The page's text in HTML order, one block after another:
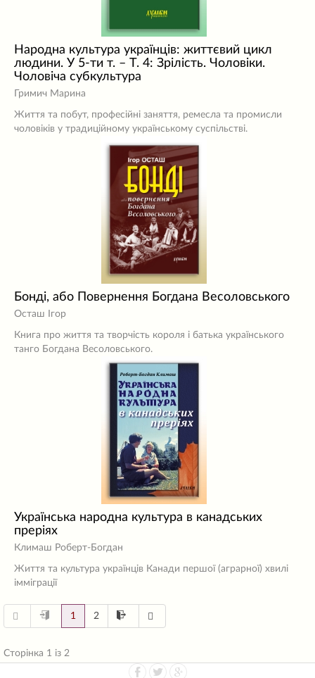
Народна культура українців: життєвий цикл
людини. У 5-ти т. – Т. 4: Зрілість. Чоловіки.
Чоловіча субкультура
Гримич Марина
Життя та побут, професійні заняття, ремесла та промисли
чоловіків у традиційному українському суспільстві.
Бонді, або Повернення Богдана Весоловського
Осташ Ігор
Книга про життя та творчість короля і батька українського
танго Богдана Весоловського.
Українська народна культура в канадських
преріях
Климаш Роберт-Богдан
Життя та культура українців Канади першої (аграрної) хвилі
імміграції
1 2
Сторінка 1 із 2